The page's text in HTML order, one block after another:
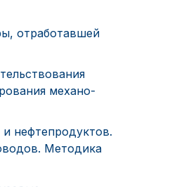
отработавшей
механо-
нефтепродуктов.
Методика